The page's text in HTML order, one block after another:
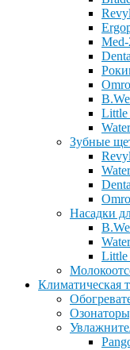
Little
Зубные
Насадки
Little
Климатическая